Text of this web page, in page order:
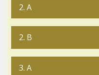
2. A
2. B
3. A